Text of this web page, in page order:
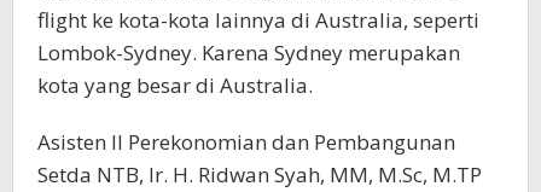
flight ke kota-kota lainnya di Australia, seperti
Lombok-Sydney. Karena Sydney merupakan
kota yang besar di Australia.
Asisten II Perekonomian dan Pembangunan
Setda NTB, Ir. H. Ridwan Syah, MM, M.Sc, M.TP